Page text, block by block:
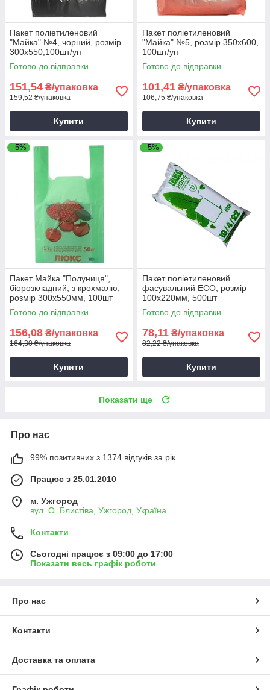
Пакет поліетиленовий
"Майка" №4, чорний, розмір
300х550,100шт/уп
Готово до відправки
151,54 ₴/упаковка
159,52 ₴/упаковка
Купити
Пакет поліетиленовий
"Майка" №5, розмір 350х600,
100шт/уп
Готово до відправки
101,41 ₴/упаковка
106,75 ₴/упаковка
Купити
–5%
Пакет Майка "Полуниця",
біорозкладний, з крохмалю,
розмір 300х550мм, 100шт
Готово до відправки
156,08 ₴/упаковка
164,30 ₴/упаковка
Купити
–5%
Пакет поліетиленовий
фасувальний ECO, розмір
100х220мм, 500шт
Готово до відправки
78,11 ₴/упаковка
82,22 ₴/упаковка
Купити
Показати ще
Про нас
99% позитивних з 1374 відгуків за рік
Працює з 25.01.2010
м. Ужгород
вул. О. Блистіва, Ужгород, Україна
Контакти
Сьогодні працює з 09:00 до 17:00
Показати весь графік роботи
Про нас
Контакти
Доставка та оплата